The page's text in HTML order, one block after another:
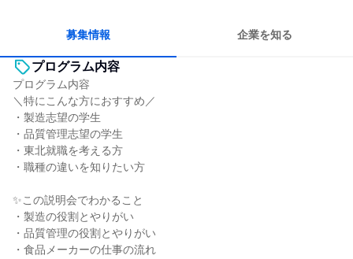
募集情報 企業を知る
プログラム内容
プログラム内容
＼特にこんな方におすすめ／
・製造志望の学生
・品質管理志望の学生
・東北就職を考える方
・職種の違いを知りたい方
✨この説明会でわかること
・製造の役割とやりがい
・品質管理の役割とやりがい
・食品メーカーの仕事の流れ